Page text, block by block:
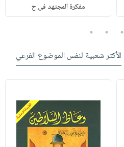
مفكرة المجتهد فى ح
2
3
4
الأكثر شعبية لنفس الموضوع الفرعي